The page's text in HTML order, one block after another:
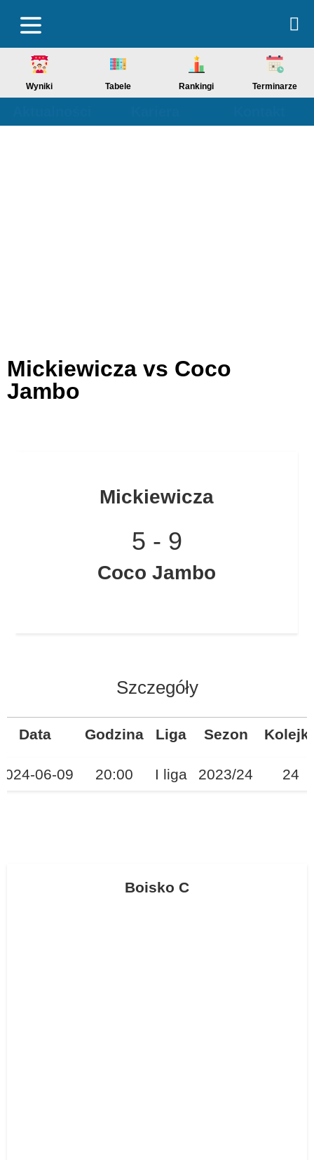
Wyniki Tabele Rankingi Terminarze
Mickiewicza vs Coco
Jambo
Mickiewicza
Coco Jambo
5 - 9
Szczegóły
Data Godzina Liga Sezon
06-09 20:00 I liga 2023/24 24
Boisko C